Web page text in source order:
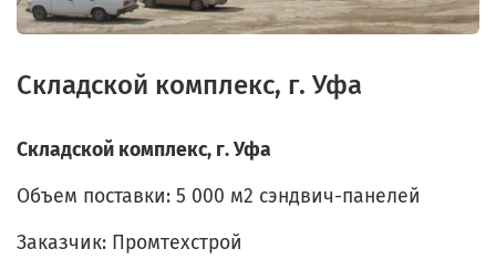
Складской комплекс, г. Уфа
Складской комплекс, г. Уфа
Объем поставки: 5 000 м2 сэндвич-панелей
Заказчик: Промтехстрой